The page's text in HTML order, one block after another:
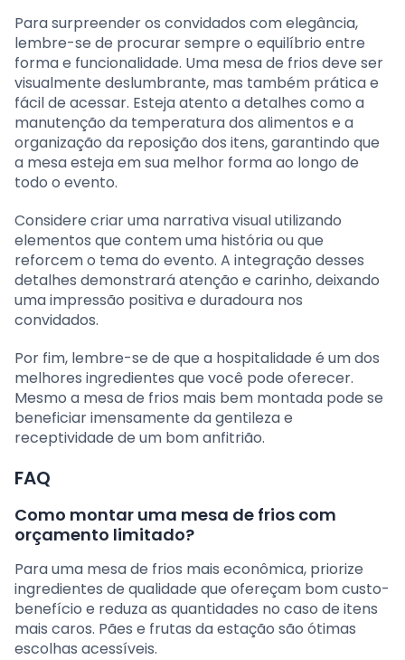
Para surpreender os convidados com elegância,
lembre-se de procurar sempre o equilíbrio entre
forma e funcionalidade. Uma mesa de frios deve ser
visualmente deslumbrante, mas também prática e
fácil de acessar. Esteja atento a detalhes como a
manutenção da temperatura dos alimentos e a
organização da reposição dos itens, garantindo que
a mesa esteja em sua melhor forma ao longo de
todo o evento.
Considere criar uma narrativa visual utilizando
elementos que contem uma história ou que
reforcem o tema do evento. A integração desses
detalhes demonstrará atenção e carinho, deixando
uma impressão positiva e duradoura nos
convidados.
Por fim, lembre-se de que a hospitalidade é um dos
melhores ingredientes que você pode oferecer.
Mesmo a mesa de frios mais bem montada pode se
beneficiar imensamente da gentileza e
receptividade de um bom anfitrião.
FAQ
Como montar uma mesa de frios com
orçamento limitado?
Para uma mesa de frios mais econômica, priorize
ingredientes de qualidade que ofereçam bom custo-
benefício e reduza as quantidades no caso de itens
mais caros. Pães e frutas da estação são ótimas
escolhas acessíveis.